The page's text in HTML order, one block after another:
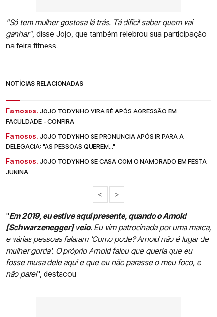
"Só tem mulher gostosa lá trás. Tá difícil saber quem vai
ganhar", disse Jojo, que também relebrou sua participação
na feira fitness.
NOTÍCIAS RELACIONADAS
Famosos. JOJO TODYNHO VIRA RÉ APÓS AGRESSÃO EM
FACULDADE - CONFIRA
Famosos. JOJO TODYNHO SE PRONUNCIA APÓS IR PARA A
DELEGACIA: "AS PESSOAS QUEREM..."
Famosos. JOJO TODYNHO SE CASA COM O NAMORADO EM FESTA
JUNINA
< >
"Em 2019, eu estive aqui presente, quando o Arnold
[Schwarzenegger] veio. Eu vim patrocinada por uma marca,
e várias pessoas falaram 'Como pode? Arnold não é lugar de
mulher gorda'. O próprio Arnold falou que queria que eu
fosse musa dele aqui e que eu não parasse o meu foco, e
não parei", destacou.